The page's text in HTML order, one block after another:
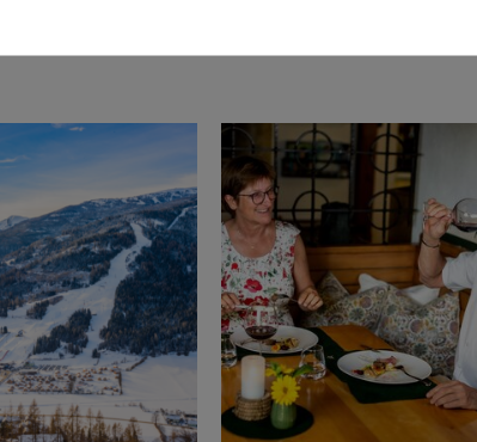
Für sich selbst. Für Genuss. Für echte
macht.